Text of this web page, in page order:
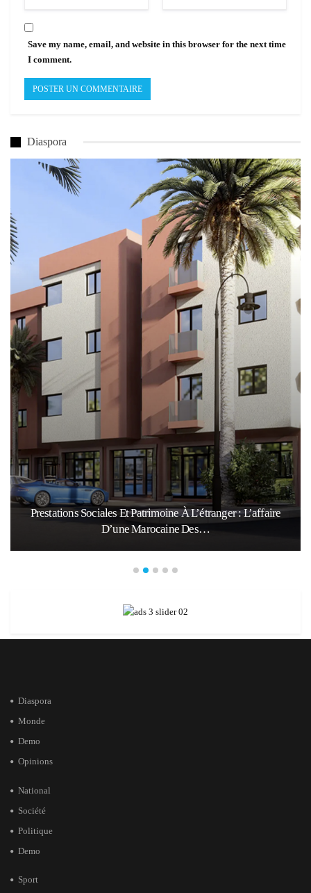
Save my name, email, and website in this browser for the next time
I comment.
Diaspora
Prestations Sociales Et Patrimoine À L’étranger : L’affaire
D’une Marocaine Des…
Diaspora
Monde
Demo
Opinions
National
Société
Politique
Demo
Sport